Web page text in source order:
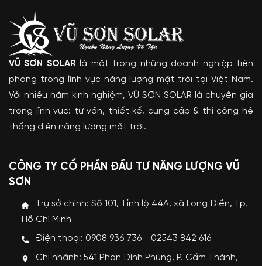
VŨ SƠN SOLAR là một trong những doanh nghiệp tiên
phong trong lĩnh vực năng lượng mặt trời tại Việt Nam.
Với nhiều năm kinh nghiệm, VŨ SƠN SOLAR là chuyên gia
trong lĩnh vực: tư vấn, thiết kế, cung cấp & thi công hệ
thống điện năng lượng mặt trời.
CÔNG TY CỔ PHẦN ĐẦU TƯ NĂNG LƯỢNG VŨ
SƠN
Trụ sở chính: Số 101, Tỉnh lộ 44A, xã Long Điền, Tp.
Hồ Chí Minh
Điện thoại: 0908 936 736 - 02543 842 616
Chi nhánh: 541 Phan Đình Phùng, P. Cẩm Thành,